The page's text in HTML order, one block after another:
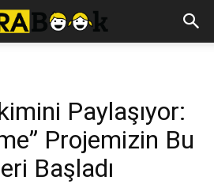
Paylaşıyor:
Projemizin Bu
Başladı